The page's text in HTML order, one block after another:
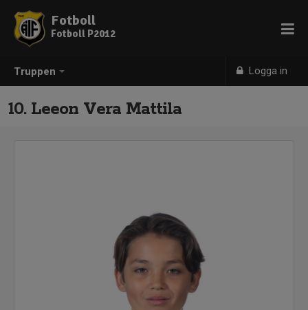
Truppen Logga in
Fotboll
Fotboll P2012
10. Leeon Vera Mattila